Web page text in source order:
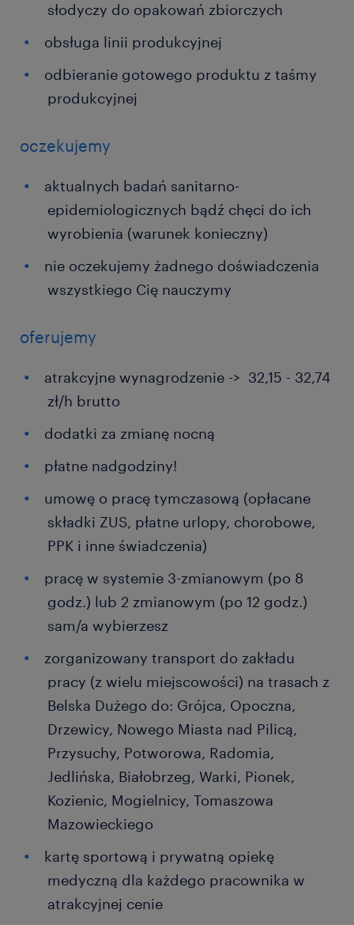
słodyczy do opakowań zbiorczych
obsługa linii produkcyjnej
odbieranie gotowego produktu z taśmy
produkcyjnej
oczekujemy
aktualnych badań sanitarno-
epidemiologicznych bądź chęci do ich
wyrobienia (warunek konieczny)
nie oczekujemy żadnego doświadczenia
wszystkiego Cię nauczymy
oferujemy
atrakcyjne wynagrodzenie -> 32,15 - 32,74
zł/h brutto
dodatki za zmianę nocną
płatne nadgodziny!
umowę o pracę tymczasową (opłacane
składki ZUS, płatne urlopy, chorobowe,
PPK i inne świadczenia)
pracę w systemie 3-zmianowym (po 8
godz.) lub 2 zmianowym (po 12 godz.)
sam/a wybierzesz
zorganizowany transport do zakładu
pracy (z wielu miejscowości) na trasach z
Belska Dużego do: Grójca, Opoczna,
Drzewicy, Nowego Miasta nad Pilicą,
Przysuchy, Potworowa, Radomia,
Jedlińska, Białobrzeg, Warki, Pionek,
Kozienic, Mogielnicy, Tomaszowa
Mazowieckiego
kartę sportową i prywatną opiekę
medyczną dla każdego pracownika w
atrakcyjnej cenie